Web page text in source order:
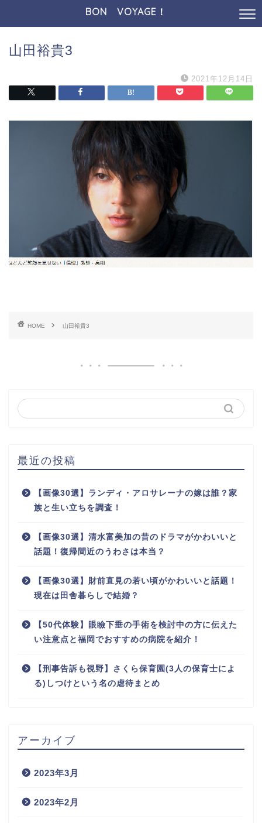
BON VOYAGE！
山田裕貴3
2021年12月14日
HOME 山田裕貴3
最近の投稿
【画像30選】ランディ・アロサレーナの嫁は誰？家
族と生い立ちを調査！
【画像30選】清水富美加の昔のドラマがかわいいと
話題！復帰間近のうわさは本当？
【画像30選】財前直見の若い頃がかわいいと話題！
現在は田舎暮らしで結婚？
【50代体験】眼瞼下垂の手術を検討中の方に伝えた
い注意点と福岡でおすすめの病院を紹介！
【刑事告訴も視野】さくら保育園(3人の保育士によ
る)しつけという名の虐待まとめ
アーカイブ
2023年3月
2023年2月